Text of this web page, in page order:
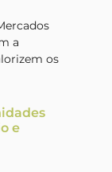
a
os
e